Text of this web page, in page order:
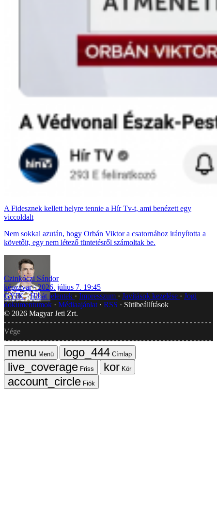
A Fidesznek kellett helyre tennie a Hír Tv-t, ami benézett egy
viccoldalt
Nem sokkal azután, hogy Orbán Viktor a csatornához irányította a
követőit, egy nem létező tüntetésről számoltak be.
Czinkóczi Sándor
képzavar
2026. július 7. 19:45
GYIK Hibát jelentek Impresszum Javítások kezelése
Jogi
dokumentumok
Médiaajánlat RSS
Sütibeállítások
© 2026 Magyar Jeti Zrt.
Vége
Menü
Címlap
Friss
Kör
Fiók